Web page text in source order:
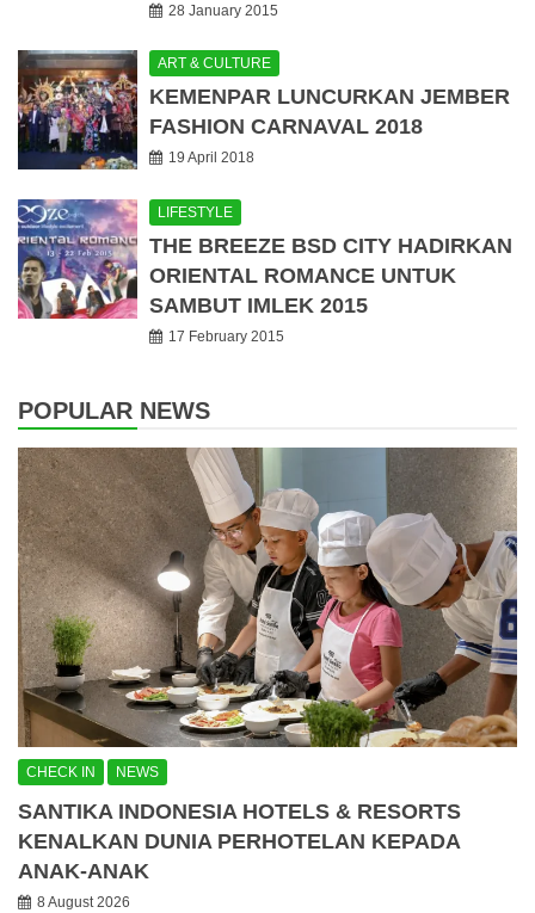
28 January 2015
ART & CULTURE
KEMENPAR LUNCURKAN JEMBER
FASHION CARNAVAL 2018
19 April 2018
LIFESTYLE
THE BREEZE BSD CITY HADIRKAN
ORIENTAL ROMANCE UNTUK
SAMBUT IMLEK 2015
17 February 2015
POPULAR NEWS
CHECK IN NEWS
SANTIKA INDONESIA HOTELS & RESORTS
KENALKAN DUNIA PERHOTELAN KEPADA
ANAK-ANAK
8 August 2026